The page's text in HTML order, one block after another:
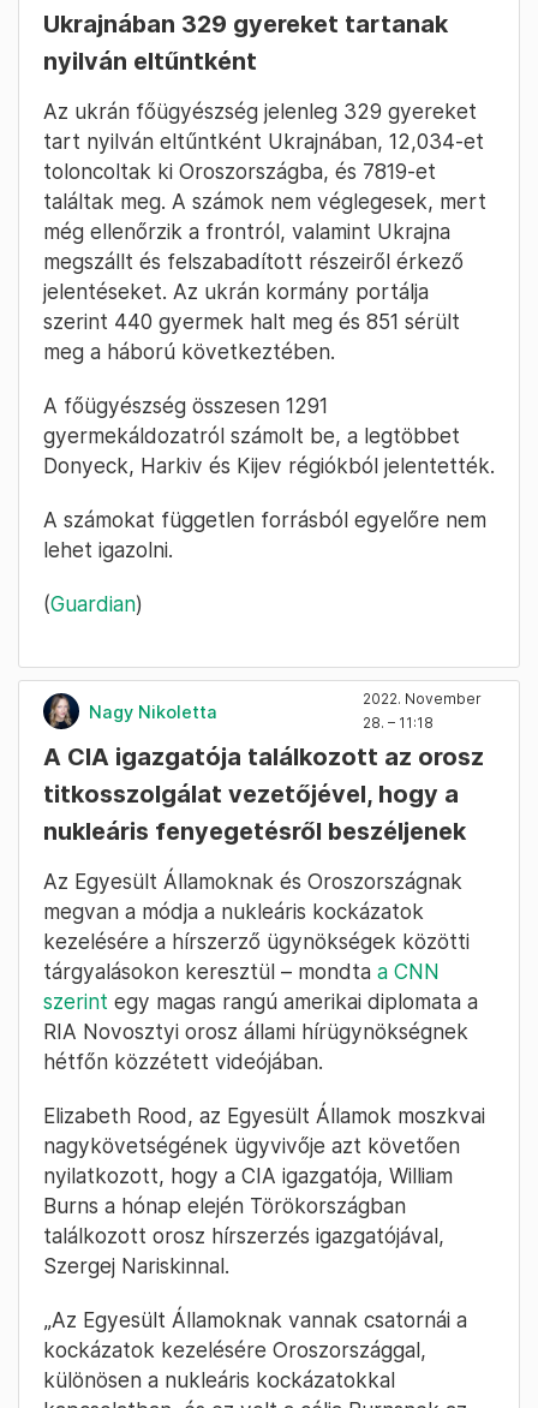
Ukrajnában 329 gyereket tartanak
nyilván eltűntként
Az ukrán főügyészség jelenleg 329 gyereket
tart nyilván eltűntként Ukrajnában, 12,034-et
toloncoltak ki Oroszországba, és 7819-et
találtak meg. A számok nem véglegesek, mert
még ellenőrzik a frontról, valamint Ukrajna
megszállt és felszabadított részeiről érkező
jelentéseket. Az ukrán kormány portálja
szerint 440 gyermek halt meg és 851 sérült
meg a háború következtében.
A főügyészség összesen 1291
gyermekáldozatról számolt be, a legtöbbet
Donyeck, Harkiv és Kijev régiókból jelentették.
A számokat független forrásból egyelőre nem
lehet igazolni.
(Guardian)
Nagy Nikoletta
2022. November
28. – 11:18
A CIA igazgatója találkozott az orosz
titkosszolgálat vezetőjével, hogy a
nukleáris fenyegetésről beszéljenek
Az Egyesült Államoknak és Oroszországnak
megvan a módja a nukleáris kockázatok
kezelésére a hírszerző ügynökségek közötti
tárgyalásokon keresztül – mondta a CNN
szerint egy magas rangú amerikai diplomata a
RIA Novosztyi orosz állami hírügynökségnek
hétfőn közzétett videójában.
Elizabeth Rood, az Egyesült Államok moszkvai
nagykövetségének ügyvivője azt követően
nyilatkozott, hogy a CIA igazgatója, William
Burns a hónap elején Törökországban
találkozott orosz hírszerzés igazgatójával,
Szergej Nariskinnal.
„Az Egyesült Államoknak vannak csatornái a
kockázatok kezelésére Oroszországgal,
különösen a nukleáris kockázatokkal